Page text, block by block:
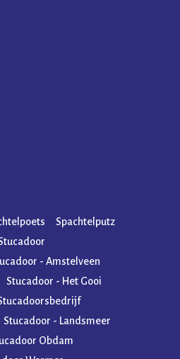
Spachtelputz
- Amstelveen
Stucadoor - Het Gooi
Stucadoor - Landsmeer
Obdam